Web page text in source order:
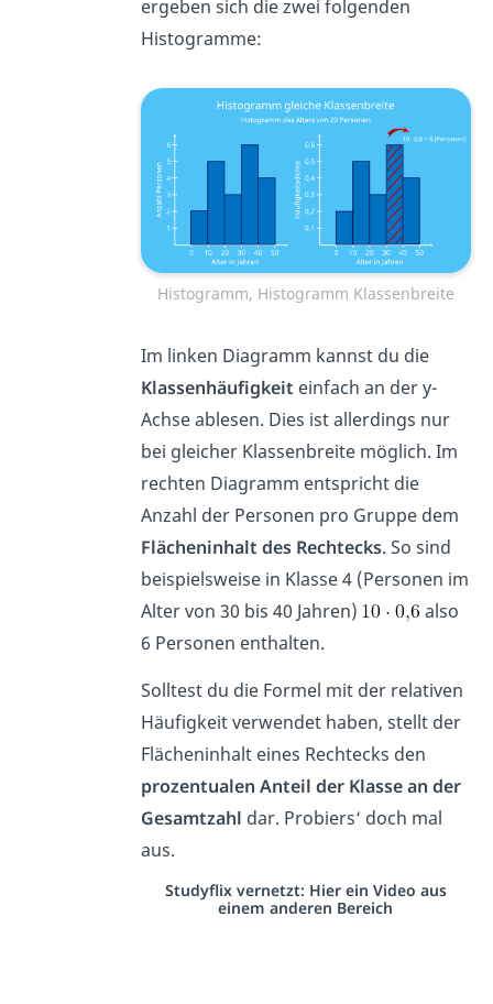
ergeben sich die zwei folgenden
Histogramme:
Histogramm, Histogramm Klassenbreite
Im linken Diagramm kannst du die
Klassenhäufigkeit einfach an der y-
Achse ablesen. Dies ist allerdings nur
bei gleicher Klassenbreite möglich. Im
rechten Diagramm entspricht die
Anzahl der Personen pro Gruppe dem
Flächeninhalt des Rechtecks. So sind
beispielsweise in Klasse 4 (Personen im
Alter von 30 bis 40 Jahren)
also
6 Personen enthalten.
Solltest du die Formel mit der relativen
Häufigkeit verwendet haben, stellt der
Flächeninhalt eines Rechtecks den
prozentualen Anteil der Klasse an der
Gesamtzahl dar. Probiers‘ doch mal
aus.
Studyflix vernetzt: Hier ein Video aus
einem anderen Bereich